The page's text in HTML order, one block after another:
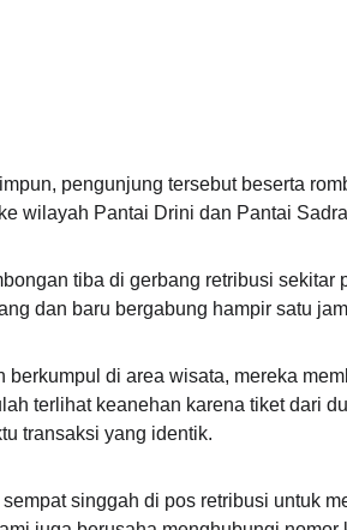
pengunjung tersebut beserta
wilayah Pantai Drini dan Pantai
tiba di gerbang retribusi
dan baru bergabung hampir satu
berkumpul di area wisata, mereka
terlihat keanehan karena tiket dari
transaksi yang identik.
singgah di pos retribusi untuk